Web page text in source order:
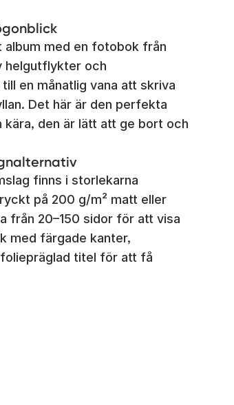
album med en fotobok från
helgutflykter och
en månatlig vana att skriva
Det här är den perfekta
kära, den är lätt att ge bort och
finns i storlekarna
på 200 g/m² matt eller
från 20–150 sidor för att visa
med färgade kanter,
titel för att få